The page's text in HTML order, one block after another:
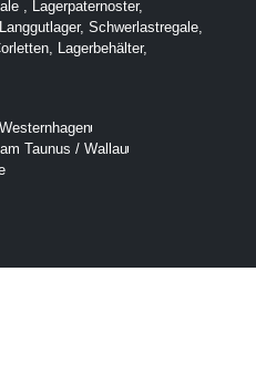
Lagerpaternoster,
Langgutlager, Schwerlastregale
Lagerbehälter,
Taunus / Wallau